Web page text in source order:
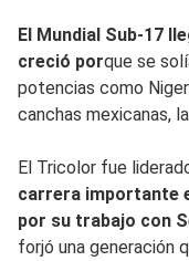
El Mundial Sub-17
creció porque se
potencias como
canchas mexicanas,
El Tricolor fue
carrera importante
por su trabajo con
forjó una generación